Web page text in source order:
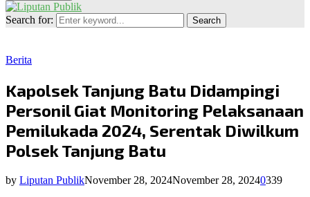
Search for: Search
Berita
Kapolsek Tanjung Batu Didampingi
Personil Giat Monitoring Pelaksanaan
Pemilukada 2024, Serentak Diwilkum
Polsek Tanjung Batu
by Liputan PublikNovember 28, 2024November 28, 20240339